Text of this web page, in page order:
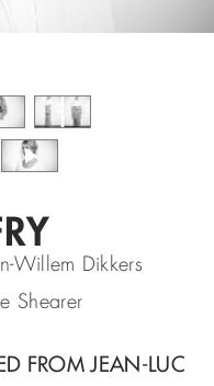
Willem Dikkers
Shearer
FROM JEAN-LUC